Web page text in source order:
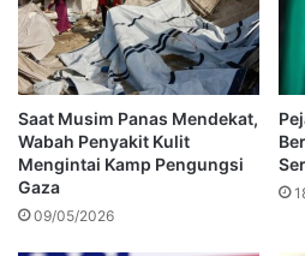
Saat Musim Panas Mendekat,
Wabah Penyakit Kulit
Mengintai Kamp Pengungsi
Gaza
09/05/2026